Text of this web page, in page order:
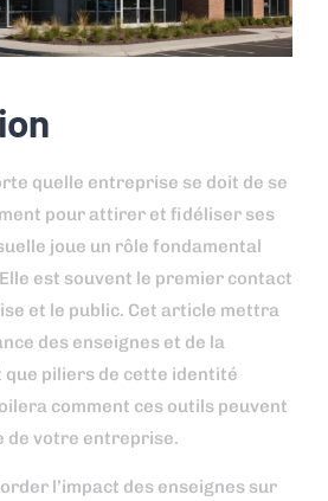
quelle entreprise se doit de se
pour attirer et fidéliser ses
joue un rôle fondamental
est souvent le premier contact
et le public. Cet article mettra
des enseignes et de la
piliers de cette identité
comment ces outils peuvent
de votre entreprise.
l’impact des enseignes sur